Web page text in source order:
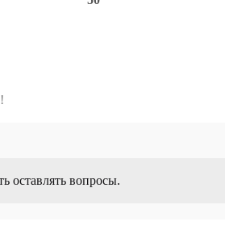
оставлять вопросы.